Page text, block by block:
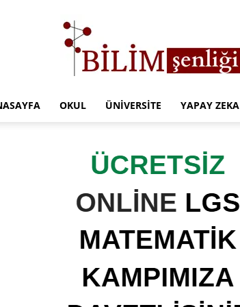
Eğitim
OKUL ÜNIVERSITE YAPAY ZEKA